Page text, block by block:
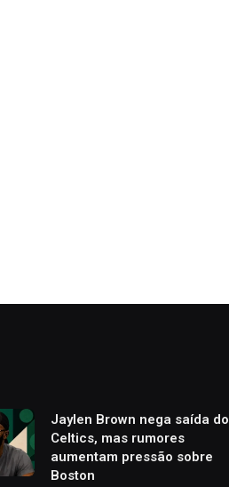
Jaylen Brown nega saída do
Celtics, mas rumores
aumentam pressão sobre
Boston